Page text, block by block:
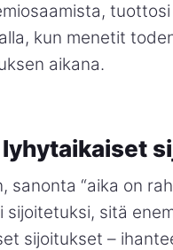
kun menetit
aikana.
sanonta “aika on
sijoitetuksi, sitä
sijoitukset –